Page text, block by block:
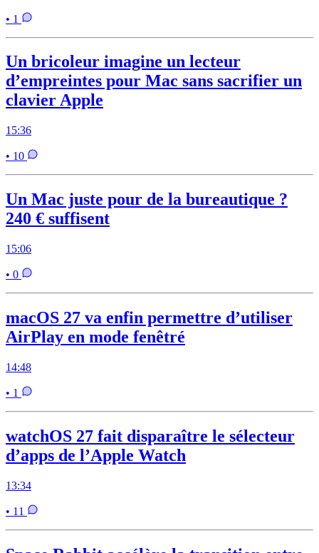
• 1
Un bricoleur imagine un lecteur
d’empreintes pour Mac sans sacrifier un
clavier Apple
15:36
• 10
Un Mac juste pour de la bureautique ?
240 € suffisent
15:06
• 0
macOS 27 va enfin permettre d’utiliser
AirPlay en mode fenêtré
14:48
• 1
watchOS 27 fait disparaître le sélecteur
d’apps de l’Apple Watch
13:34
• 11